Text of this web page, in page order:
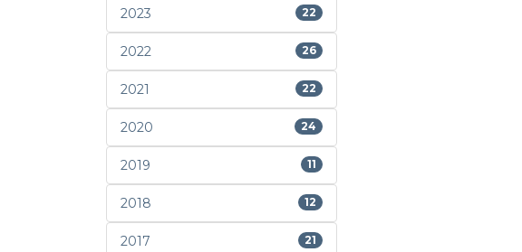
2023 22
2022 26
2021 22
2020 24
2019 11
2018 12
2017 21